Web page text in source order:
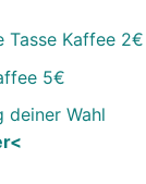
Tasse Kaffee 2€
5€
deiner Wahl